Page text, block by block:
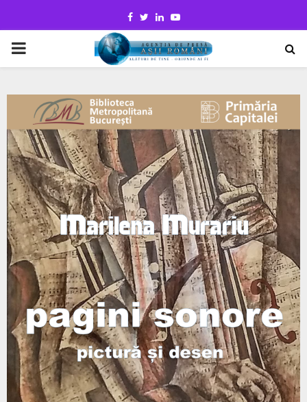
Facebook
TwitterLinkedinYoutube
PRIMARY